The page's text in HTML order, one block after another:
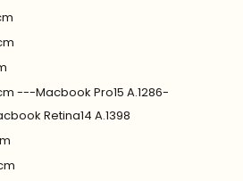
---Macbook Pro15 A.1286-
Retina14 A.1398